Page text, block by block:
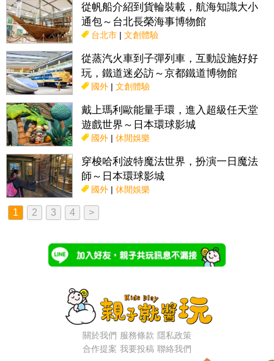
從帆船介紹到貨輪裝載，航海知識大小
通包～台北長榮海事博物館
台北市| 文創體驗
從蒸汽火車到子彈列車，互動設施好好
玩，鐵道迷必訪～京都鐵道博物館
國外| 文創體驗
戴上瑪利歐能量手環，進入超級任天堂
遊戲世界～日本環球影城
國外| 休閒娛樂
穿梭哈利波特魔法世界，扮演一日魔法
師～日本環球影城
國外| 休閒娛樂
1 2 3 4 >
關於我們 服務條款 隱私政策
合作提案 我要投稿 聯絡我們